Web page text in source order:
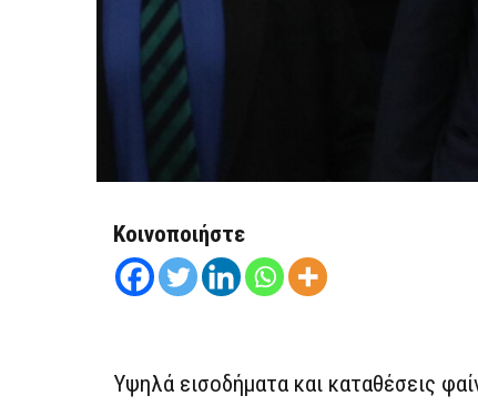
Κοινοποιήστε
Υψηλά εισοδήματα και καταθέσεις